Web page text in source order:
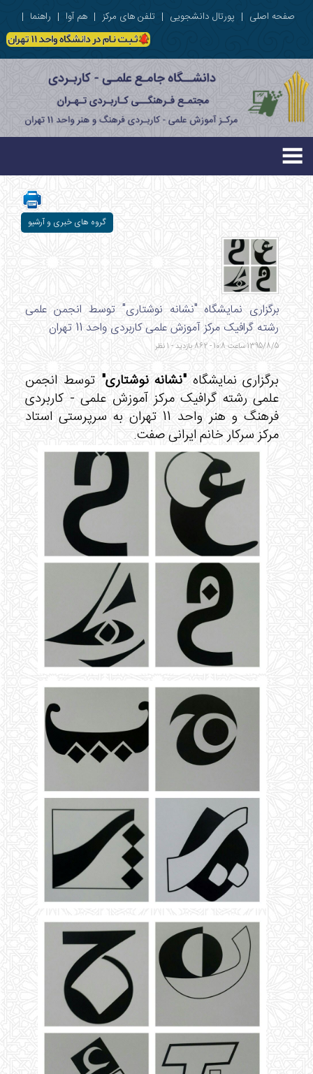
صفحه اصلی | پورتال دانشجویی | تلفن های مرکز | هم آوا | راهنما |
گروه های خبری و آرشیو
برگزاری نمایشگاه "نشانه نوشتاری" توسط انجمن علمی
رشته گرافیک مرکز آموزش علمی کاربردی واحد 11 تهران
1395/8/5 ساعت 10:8 - 862 بازدید - 1 نظر
برگزاری نمایشگاه "نشانه نوشتاری" توسط انجمن
علمی رشته گرافیک مرکز آموزش علمی - کاربردی
فرهنگ و هنر واحد 11 تهران به سرپرستی استاد
مرکز سرکار خانم ایرانی صفت.